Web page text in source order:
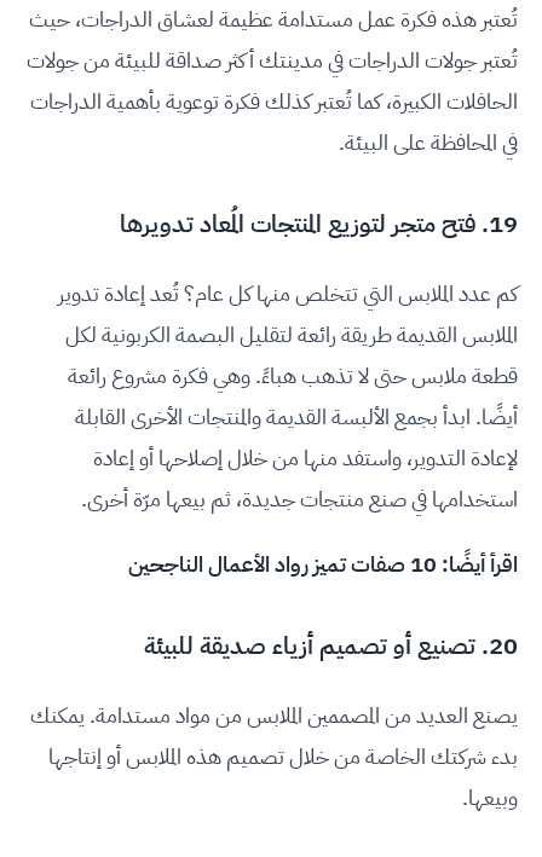
تُعتبر هذه فكرة عمل مستدامة عظيمة لعشاق الدراجات، حيث
تُعتبر جولات الدراجات في مدينتك أكثر صداقة للبيئة من جولات
الحافلات الكبيرة، كما تُعتبر كذلك فكرة توعوية بأهمية الدراجات
في المحافظة على البيئة.
19. فتح متجر لتوزيع المنتجات المُعاد تدويرها
كم عدد الملابس التي تتخلص منها كل عام؟ تُعد إعادة تدوير
الملابس القديمة طريقة رائعة لتقليل البصمة الكربونية لكل
قطعة ملابس حتى لا تذهب هباءً. وهي فكرة مشروع رائعة
أيضًا. ابدأ بجمع الألبسة القديمة والمنتجات الأخرى القابلة
لإعادة التدوير، واستفد منها من خلال إصلاحها أو إعادة
استخدامها في صنع منتجات جديدة، ثم بيعها مرّة أخرى.
اقرأ أيضًا: 10 صفات تميز رواد الأعمال الناجحين
20. تصنيع أو تصميم أزياء صديقة للبيئة
يصنع العديد من المصممين الملابس من مواد مستدامة. يمكنك
بدء شركتك الخاصة من خلال تصميم هذه الملابس أو إنتاجها
وبيعها.